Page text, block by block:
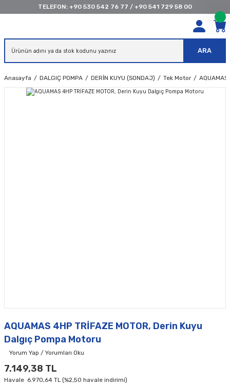
TELEFON: +90 530 542 76 77 / +90 541 729 58 00
ARA
Anasayfa DALGIÇ POMPA DERİN KUYU (SONDAJ) Tek Motor AQUAMAS
AQUAMAS 4HP TRİFAZE MOTOR, Derin Kuyu
Dalgıç Pompa Motoru
Yorum Yap / Yorumları Oku
7.149,38 TL
Havale 6.970,64 TL (%2,50 havale indirimi)